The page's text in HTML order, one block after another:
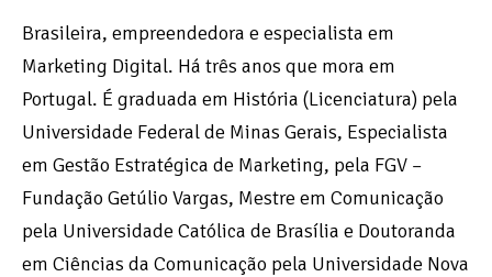
Brasileira, empreendedora e especialista em
Marketing Digital. Há três anos que mora em
Portugal. É graduada em História (Licenciatura) pela
Universidade Federal de Minas Gerais, Especialista
em Gestão Estratégica de Marketing, pela FGV –
Fundação Getúlio Vargas, Mestre em Comunicação
pela Universidade Católica de Brasília e Doutoranda
em Ciências da Comunicação pela Universidade Nova